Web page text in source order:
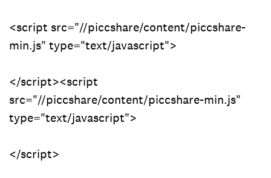
<script src="//piccshare/content/piccshare-
min.js" type="text/javascript">
</script><script
src="//piccshare/content/piccshare-min.js"
type="text/javascript">
</script>